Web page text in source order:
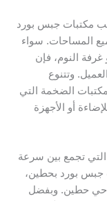
مكتبات جبس بورد
المساحات. سواء
النوم، فإن
وتتنوع
الضخمة التي
أو الأجهزة
التي تجمع بين سرعة
جبس بورد بحطين،
حي حطين. وبفضل